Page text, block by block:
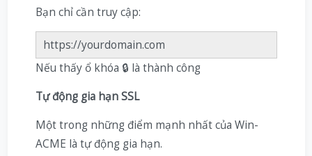
Bạn chỉ cần truy cập:
https://yourdomain.com
Nếu thấy ổ khóa 🔒 là thành công
Tự động gia hạn SSL
Một trong những điểm mạnh nhất của Win-
ACME là tự động gia hạn.